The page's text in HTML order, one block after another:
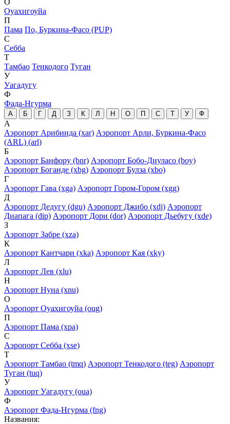
О
Оуахигоуйа
П
Пама По, Буркина-Фасо (PUP)
С
Себба
Т
Тамбао Тенкодого Туган
У
Уагадугу
Ф
Фада-Нгурма
А Б Г Д З К Л Н О П С Т У Ф
А
Аэропорт Арибинда (xar) Аэропорт Арли, Буркина-Фасо
(ARL) (arl)
Б
Аэропорт Банфору (bnr) Аэропорт Бобо-Диуласо (boy)
Аэропорт Боганде (xbg) Аэропорт Булза (xbo)
Г
Аэропорт Гава (xga) Аэропорт Гором-Гором (xgg)
Д
Аэропорт Дедугу (dgu) Аэропорт Джибо (xdj) Аэропорт
Диапага (dip) Аэропорт Дори (dor) Аэропорт Дьебугу (xde)
З
Аэропорт Забре (xza)
К
Аэропорт Кантчари (xka) Аэропорт Кая (xky)
Л
Аэропорт Лев (xlu)
Н
Аэропорт Нуна (xnu)
О
Аэропорт Оуахигоуйа (oug)
П
Аэропорт Пама (xpa)
С
Аэропорт Себба (xse)
Т
Аэропорт Тамбао (tmq) Аэропорт Тенкодого (teg) Аэропорт
Туган (tuq)
У
Аэропорт Уагадугу (oua)
Ф
Аэропорт Фада-Нгурма (fng)
Названия: